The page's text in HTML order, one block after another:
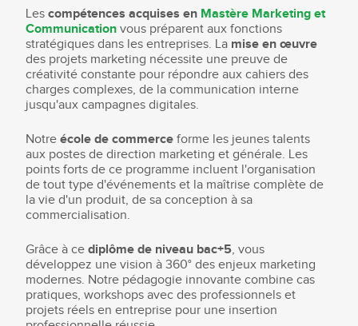
Lescompétences acquises en Mastère Marketing et
Communication vous préparent aux fonctions
stratégiques dans les entreprises. La mise en œuvre
des projets marketing nécessite une preuve de
créativité constante pour répondre aux cahiers des
charges complexes, de la communication interne
jusqu'aux campagnes digitales.
Notreécole de commerce forme les jeunes talents
aux postes de direction marketing et générale. Les
points forts de ce programme incluent l'organisation
de tout type d'événements et la maîtrise complète de
la vie d'un produit, de sa conception à sa
commercialisation.
Grâce à cediplôme de niveau bac+5, vous
développez une vision à 360° des enjeux marketing
modernes. Notre pédagogie innovante combine cas
pratiques, workshops avec des professionnels et
projets réels en entreprise pour une insertion